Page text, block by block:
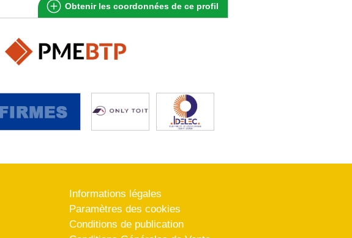
Obtenir les coordonnées de ce profil
Informations légales
Paramètres des cookies
Conditions de publication